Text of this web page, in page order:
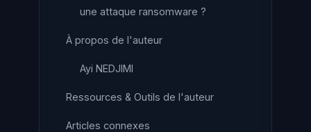
une attaque ransomware ?
À propos de l'auteur
Ayi NEDJIMI
Ressources & Outils de l'auteur
Articles connexes